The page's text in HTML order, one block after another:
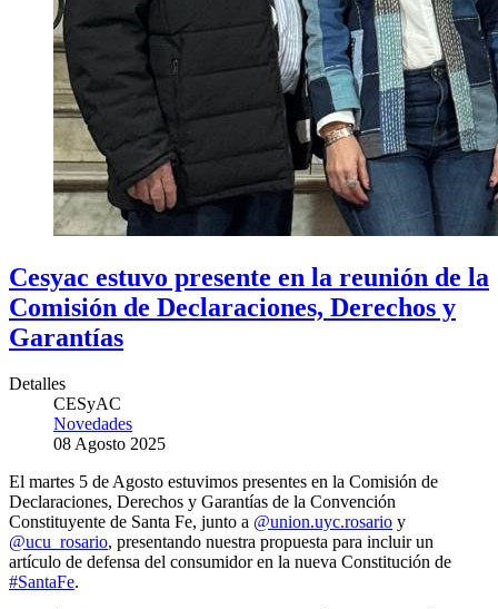
Cesyac estuvo presente en la reunión de la
Comisión de Declaraciones, Derechos y
Garantías
Detalles
CESyAC
Novedades
08 Agosto 2025
El martes 5 de Agosto estuvimos presentes en la Comisión de
Declaraciones, Derechos y Garantías de la Convención
Constituyente de Santa Fe, junto a @union.uyc.rosario y
@ucu_rosario, presentando nuestra propuesta para incluir un
artículo de defensa del consumidor en la nueva Constitución de
#SantaFe.